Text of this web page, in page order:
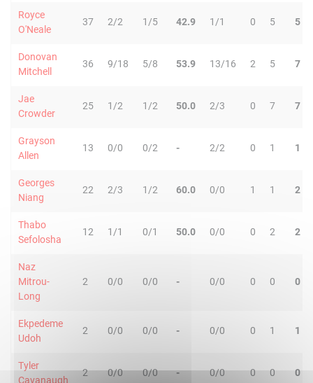
Royce
O'Neale
37 2/2 1/5 42.9 1/1 0 5 5
Donovan
Mitchell
36 9/18 5/8 53.9 13/16 2 5 7
Jae
Crowder
25 1/2 1/2 50.0 2/3 0 7 7
Grayson
Allen
13 0/0 0/2 - 2/2 0 1 1
Georges
Niang
22 2/3 1/2 60.0 0/0 1 1 2
Thabo
Sefolosha
12 1/1 0/1 50.0 0/0 0 2 2
Naz
Mitrou-
Long
2 0/0 0/0 - 0/0 0 0 0
Ekpedeme
Udoh
2 0/0 0/0 - 0/0 0 1 1
Tyler
Cavanaugh
2 0/0 0/0 - 0/0 0 0 0